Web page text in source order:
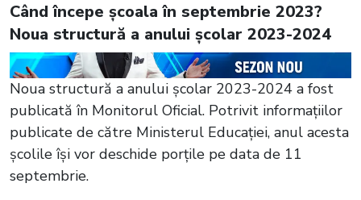
Când începe școala în septembrie 2023?
Noua structură a anului școlar 2023-2024
Noua structură a anului școlar 2023-2024 a fost
publicată în Monitorul Oficial. Potrivit informațiilor
publicate de către Ministerul Educației, anul acesta
școlile își vor deschide porțile pe data de 11
septembrie.